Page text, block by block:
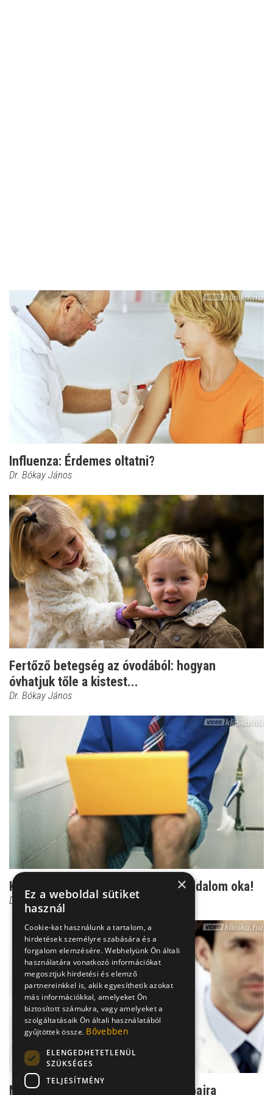
Influenza: Érdemes oltatni?
Dr. Bókay János
Fertőző betegség az óvodából: hogyan
óvhatjuk tőle a kistest...
Dr. Bókay János
Kelés a végbél felett: Ez lehet a fájdalom oka!
Dr. Tisza Tímea
Nem csak vesebeszéd: Rengeteg bajra
×
Ez a weboldal sütiket
használ
Cookie-kat használunk a tartalom, a
hirdetések személyre szabására és a
forgalom elemzésére. Webhelyünk Ön általi
használatára vonatkozó információkat
megosztjuk hirdetési és elemző
partnereinkkel is, akik egyesíthetik azokat
más információkkal, amelyeket Ön
biztosított számukra, vagy amelyeket a
szolgáltatásaik Ön általi használatából
gyűjtöttek össze. Bővebben
ELENGEDHETETLENÜL
SZÜKSÉGES
TELJESÍTMÉNY